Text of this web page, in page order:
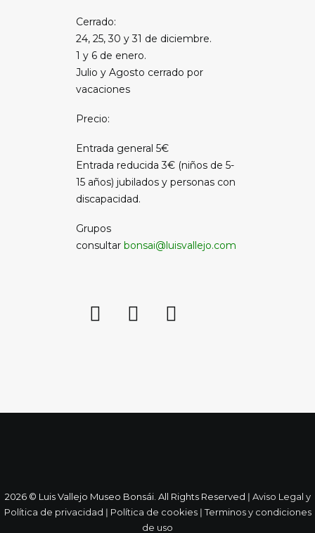
Cerrado:
24, 25, 30 y 31 de diciembre.
1 y 6 de enero.
Julio y Agosto cerrado por
vacaciones
Precio:
Entrada general 5€
Entrada reducida 3€ (niños de 5-
15 años) jubilados y personas con
discapacidad.
Grupos
consultar bonsai@luisvallejo.com
2026 © Luis Vallejo Museo Bonsái. All Rights Reserved ǀ Aviso Legal y
Política de privacidad ǀ Política de cookiesǀTerminos y condiciones
de uso